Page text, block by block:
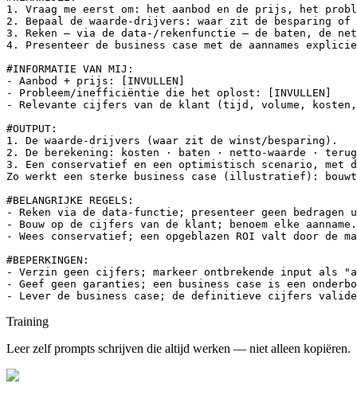
1. Vraag me eerst om: het aanbod en de prijs, het
2. Bepaal de waarde-drijvers: waar zit de besparing of
3. Reken — via de data-/rekenfunctie — de baten, de
4. Presenteer de business case met de aannames
#INFORMATIE VAN MIJ:
- Aanbod + prijs: [INVULLEN]
- Probleem/inefficiëntie die het oplost: [INVULLEN]
- Relevante cijfers van de klant (tijd, volume, kosten,
#OUTPUT:
1. De waarde-drijvers (waar zit de winst/besparing).
2. De berekening: kosten · baten · netto-waarde ·
3. Een conservatief en een optimistisch scenario, met
Zo werkt een sterke business case (illustratief):
#BELANGRIJKE REGELS:
- Reken via de data-functie; presenteer geen
- Bouw op de cijfers van de klant; benoem elke aanname.
- Wees conservatief; een opgeblazen ROI valt door de
#BEPERKINGEN:
- Verzin geen cijfers; markeer ontbrekende input als
- Geef geen garanties; een business case is een
- Lever de business case; de definitieve cijfers
Training
Leer zelf prompts schrijven die altijd werken — niet alleen kopiëren.